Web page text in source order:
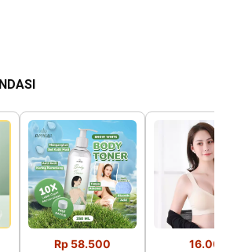
Rp 58.500 16.002